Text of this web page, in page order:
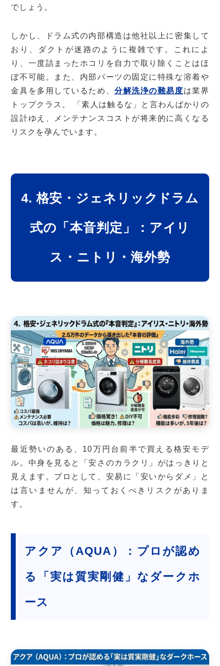
でしょう。
しかし、ドラム式の内部構造は他社以上に密集して
おり、ダクトが迷路のように複雑です。これによ
り、一度詰まったホコリを自力で取り除くことはほ
ぼ不可能。また、内部パーツの固定に特殊な溶着や
金具を多用しているため、分解洗浄の難易度は業界
トップクラス。 「素人は触るな」と言わんばかりの
設計ゆえ、メンテナンスコストが将来的に高くなる
リスクを孕んでいます。
4. 格安・ジェネリックドラム
式の「本音判定」：アイリ
ス・ニトリ・海外勢
最近勢いのある、10万円台前半で買える格安モデ
ル。中身を見ると「安さのカラクリ」がはっきりと
見えます。プロとして、安易に「安いからダメ」と
は言いませんが、知っておくべきリスクがありま
す。
アクア（AQUA）：プロが認め
る「実は質実剛健」なダークホ
ース